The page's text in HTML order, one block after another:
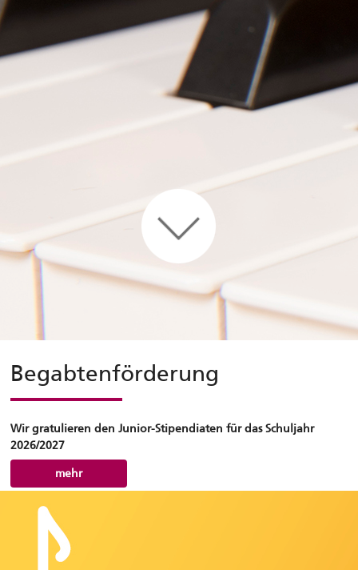
Begabtenförderung
Wir gratulieren den Junior-Stipendiaten für das Schuljahr
2026/2027
mehr